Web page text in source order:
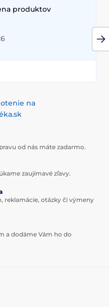
produktov
na
od nás máte zadarmo.
zaujímavé zľavy.
reklamácie, otázky či výmeny
a dodáme Vám ho do